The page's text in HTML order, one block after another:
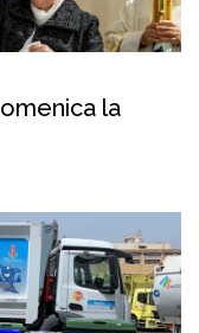
la